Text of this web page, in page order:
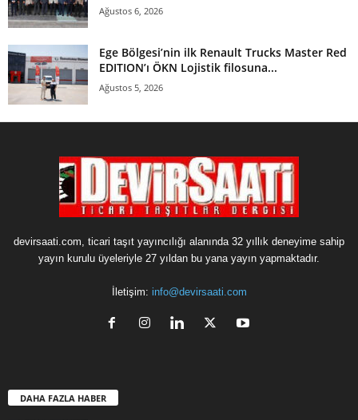
Ağustos 6, 2026
Ege Bölgesi’nin ilk Renault Trucks Master Red
EDITION’ı ÖKN Lojistik filosuna...
Ağustos 5, 2026
devirsaati.com, ticari taşıt yayıncılığı alanında 32 yıllık deneyime sahip
yayın kurulu üyeleriyle 27 yıldan bu yana yayın yapmaktadır.
İletişim: info@devirsaati.com
DAHA FAZLA HABER